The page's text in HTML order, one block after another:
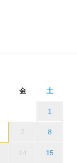
金 土
1
7 8
14 15